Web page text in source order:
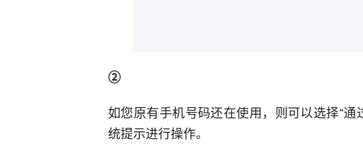
②
如您原有手机号码还在使用，则可以选择“
统提示进行操作。